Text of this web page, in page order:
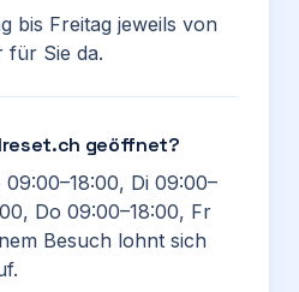
bis Freitag jeweils von
für Sie da.
geöffnet?
Di 09:00–
Do 09:00–18:00, Fr
Besuch lohnt sich